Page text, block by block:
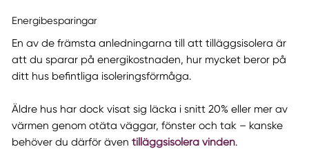
Energibesparingar
En av de främsta anledningarna till att tilläggsisolera är
att du sparar på energikostnaden, hur mycket beror på
ditt hus befintliga isoleringsförmåga.
Äldre hus har dock visat sig läcka i snitt 20% eller mer av
värmen genom otäta väggar, fönster och tak – kanske
behöver du därför även tilläggsisolera vinden.